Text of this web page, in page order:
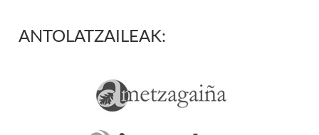
ANTOLATZAILEAK: